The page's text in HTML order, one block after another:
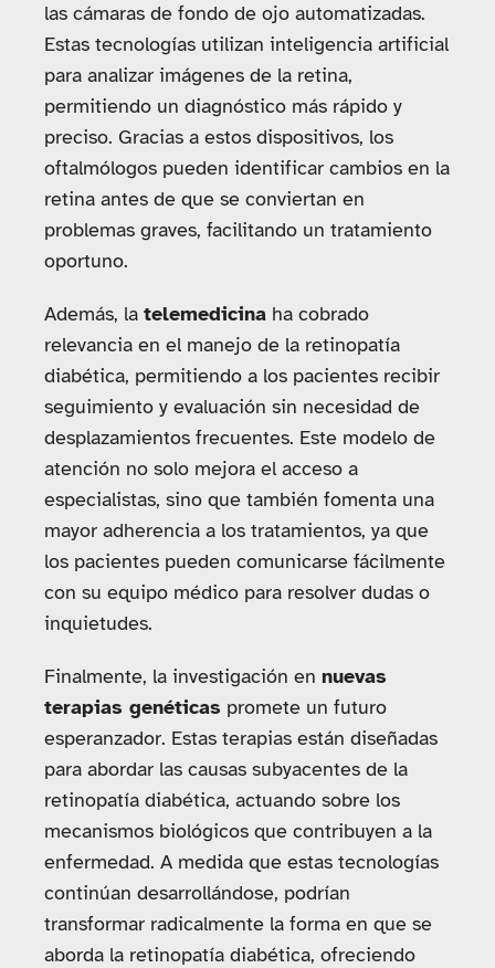
las cámaras de fondo de ojo automatizadas.
Estas tecnologías utilizan inteligencia artificial
para analizar imágenes de la retina,
permitiendo un diagnóstico más rápido y
preciso. Gracias a estos dispositivos, los
oftalmólogos pueden identificar cambios en la
retina antes de que se conviertan en
problemas graves, facilitando un tratamiento
oportuno.
Además, la telemedicina ha cobrado
relevancia en el manejo de la retinopatía
diabética, permitiendo a los pacientes recibir
seguimiento y evaluación sin necesidad de
desplazamientos frecuentes. Este modelo de
atención no solo mejora el acceso a
especialistas, sino que también fomenta una
mayor adherencia a los tratamientos, ya que
los pacientes pueden comunicarse fácilmente
con su equipo médico para resolver dudas o
inquietudes.
Finalmente, la investigación en nuevas
terapias genéticas promete un futuro
esperanzador. Estas terapias están diseñadas
para abordar las causas subyacentes de la
retinopatía diabética, actuando sobre los
mecanismos biológicos que contribuyen a la
enfermedad. A medida que estas tecnologías
continúan desarrollándose, podrían
transformar radicalmente la forma en que se
aborda la retinopatía diabética, ofreciendo